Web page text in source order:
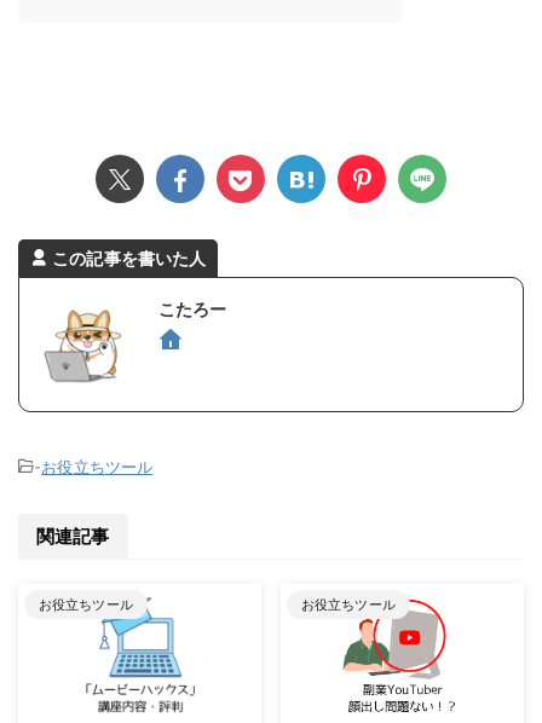
この記事を書いた人
こたろー
-お役立ちツール
関連記事
お役立ちツール
2023/8/24
お役立ちツール
2023/8/24